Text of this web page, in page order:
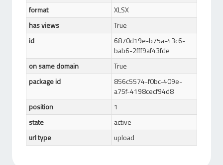
format
XLSX
has views
True
id
6870d19e-b75a-43c6-
bab6-2fff9af43fde
on same domain
True
package id
856c5574-f0bc-409e-
a75f-4198cecf94d8
position
1
state
active
url type
upload